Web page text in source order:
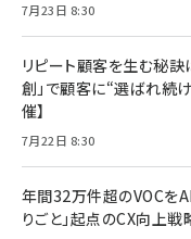
7月23日 8:30
リピート顧客を生む秘訣
創」で顧客に“選ばれ続
催】
7月22日 8:30
年間32万件超のVOCをAI
りごと」起点のCX向上戦